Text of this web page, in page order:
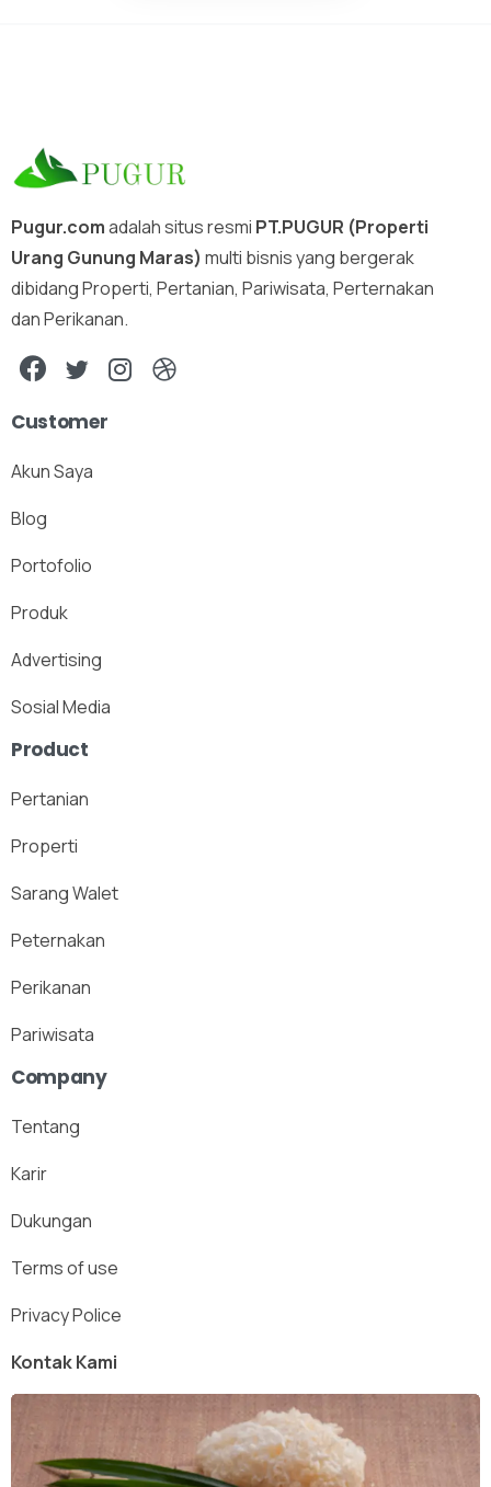
Pugur.comadalah situs resmi PT.PUGUR (Properti
Urang Gunung Maras) multi bisnis yang bergerak
dibidang Properti, Pertanian, Pariwisata, Perternakan
dan Perikanan.
Customer
Akun Saya
Blog
Portofolio
Produk
Advertising
Sosial Media
Product
Pertanian
Properti
Sarang Walet
Peternakan
Perikanan
Pariwisata
Company
Tentang
Karir
Dukungan
Terms of use
Privacy Police
Kontak Kami